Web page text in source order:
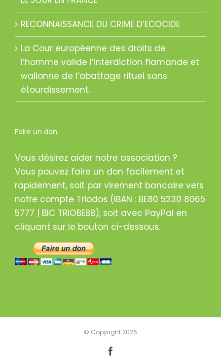
RECONNAISSANCE DU CRIME D’ECOCIDE
La Cour européenne des droits de
l’homme valide l’interdiction flamande et
wallonne de l’abattage rituel sans
étourdissement.
Faire un don
Vous désirez aider notre association ?
Vous pouvez faire un don facilement et
rapidement, soit par virement bancaire vers
notre compte Triodos (IBAN : BE80 5230 8065
5777 | BIC TRIOBEBB), soit avec PayPal en
cliquant sur le bouton ci-dessous.
© Copyright 2026